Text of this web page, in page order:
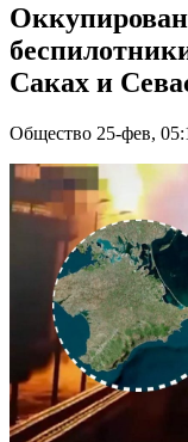
Саках и
Общество 25-фев,